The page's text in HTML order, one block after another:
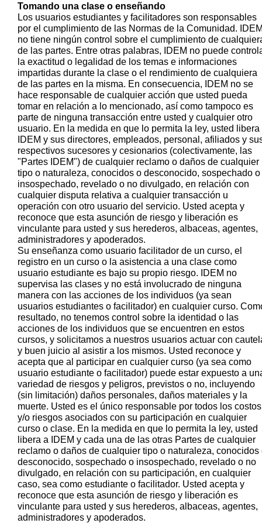
Tomando una clase o enseñando
Los usuarios estudiantes y facilitadores son responsables
por el cumplimiento de las Normas de la Comunidad.
no tiene ningún control sobre el cumplimiento de
de las partes. Entre otras palabras, IDEM no puede
la exactitud o legalidad de los temas e informaciones
impartidas durante la clase o el rendimiento de cualquiera
de las partes en la misma. En consecuencia, IDEM no se
hace responsable de cualquier acción que usted pueda
tomar en relación a lo mencionado, así como tampoco es
parte de ninguna transacción entre usted y cualquier otro
usuario. En la medida en que lo permita la ley, usted libera
IDEM y sus directores, empleados, personal, afiliados y
respectivos sucesores y cesionarios (colectivamente, las
"Partes IDEM") de cualquier reclamo o daños de cualquier
tipo o naturaleza, conocidos o desconocido, sospechado o
insospechado, revelado o no divulgado, en relación con
cualquier disputa relativa a cualquier transacción u
operación con otro usuario del servicio. Usted acepta y
reconoce que esta asunción de riesgo y liberación es
vinculante para usted y sus herederos, albaceas, agentes,
administradores y apoderados.
Su enseñanza como usuario facilitador de un curso, el
registro en un curso o la asistencia a una clase como
usuario estudiante es bajo su propio riesgo. IDEM no
supervisa las clases y no está involucrado de ninguna
manera con las acciones de los individuos (ya sean
usuarios estudiantes o facilitador) en cualquier curso.
resultado, no tenemos control sobre la identidad o las
acciones de los individuos que se encuentren en estos
cursos, y solicitamos a nuestros usuarios actuar con
y buen juicio al asistir a los mismos. Usted reconoce y
acepta que al participar en cualquier curso (ya sea como
usuario estudiante o facilitador) puede estar expuesto a
variedad de riesgos y peligros, previstos o no, incluyendo
(sin limitación) daños personales, daños materiales y la
muerte. Usted es el único responsable por todos los costos
y/o riesgos asociados con su participación en cualquier
curso o clase. En la medida en que lo permita la ley, usted
libera a IDEM y cada una de las otras Partes de cualquier
reclamo o daños de cualquier tipo o naturaleza, conocidos
desconocido, sospechado o insospechado, revelado o no
divulgado, en relación con su participación, en cualquier
caso, sea como estudiante o facilitador. Usted acepta y
reconoce que esta asunción de riesgo y liberación es
vinculante para usted y sus herederos, albaceas, agentes,
administradores y apoderados.